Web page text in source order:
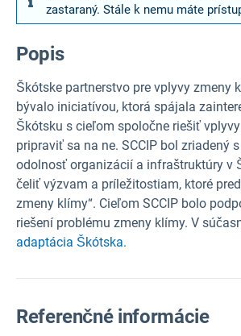
zastaraný. Stále k nemu máte
Popis
Škótske partnerstvo pre vplyvy zmeny
bývalo iniciatívou, ktorá spájala
Škótsku s cieľom spoločne riešiť
pripraviť sa na ne. SCCIP bol zriadený
odolnosť organizácií a infraštruktúry v
čeliť výzvam a príležitostiam, ktoré
zmeny klímy“. Cieľom SCCIP bolo
riešení problému zmeny klímy. V
adaptácia Škótska.
Referenčné informácie